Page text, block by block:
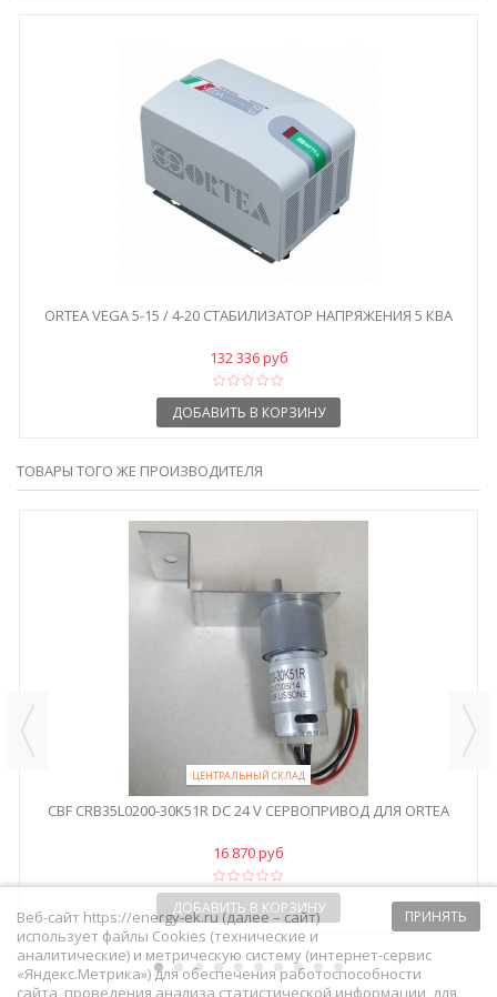
ORTEA VEGA 5-15 / 4-20 СТАБИЛИЗАТОР НАПРЯЖЕНИЯ 5 КВА
132 336 руб
ДОБАВИТЬ В КОРЗИНУ
ТОВАРЫ ТОГО ЖЕ ПРОИЗВОДИТЕЛЯ
ЦЕНТРАЛЬНЫЙ СКЛАД
CBF CRB35L0200-30K51R DC 24 V СЕРВОПРИВОД ДЛЯ ORTEA
16 870 руб
ДОБАВИТЬ В КОРЗИНУ ПРИНЯТЬ
Веб-сайт https://energy-ek.ru (далее – сайт)
использует файлы Cookies (технические и
аналитические) и метрическую систему (интернет-сервис
«Яндекс.Метрика») для обеспечения работоспособности
сайта, проведения анализа статистической информации, для